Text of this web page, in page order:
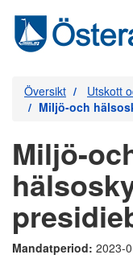
Översikt
Utskott
Miljö-och
Miljö-
Mandatperiod: 2023-